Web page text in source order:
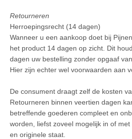
Retourneren
Herroepingsrecht (14 dagen)
Wanneer u een aankoop doet bij
het product 14 dagen op zicht. Dit
dagen uw bestelling zonder opgaaf
Hier zijn echter wel voorwaarden aan
De consument draagt zelf de kosten
Retourneren binnen veertien dagen
betreffende goederen compleet en
worden, liefst zoveel mogelijk in of
en originele staat.